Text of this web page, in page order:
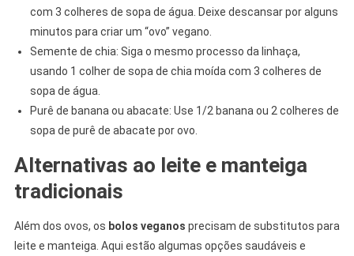
com 3 colheres de sopa de água. Deixe descansar por alguns
minutos para criar um “ovo” vegano.
Semente de chia: Siga o mesmo processo da linhaça,
usando 1 colher de sopa de chia moída com 3 colheres de
sopa de água.
Purê de banana ou abacate: Use 1/2 banana ou 2 colheres de
sopa de purê de abacate por ovo.
Alternativas ao leite e manteiga
tradicionais
Além dos ovos, os bolos veganos precisam de substitutos para
leite e manteiga. Aqui estão algumas opções saudáveis e